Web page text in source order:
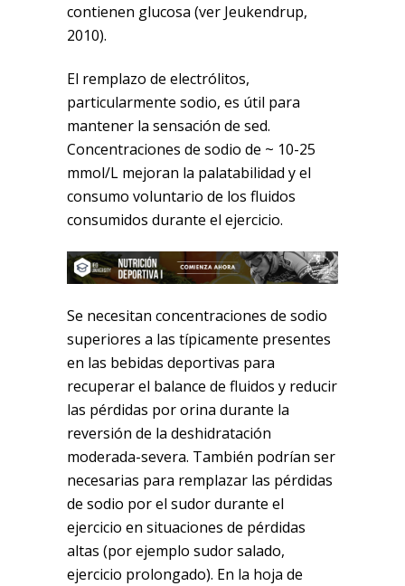
contienen glucosa (ver Jeukendrup,
2010).
El remplazo de electrólitos,
particularmente sodio, es útil para
mantener la sensación de sed.
Concentraciones de sodio de ~ 10-25
mmol/L mejoran la palatabilidad y el
consumo voluntario de los fluidos
consumidos durante el ejercicio.
Se necesitan concentraciones de sodio
superiores a las típicamente presentes
en las bebidas deportivas para
recuperar el balance de fluidos y reducir
las pérdidas por orina durante la
reversión de la deshidratación
moderada-severa. También podrían ser
necesarias para remplazar las pérdidas
de sodio por el sudor durante el
ejercicio en situaciones de pérdidas
altas (por ejemplo sudor salado,
ejercicio prolongado). En la hoja de